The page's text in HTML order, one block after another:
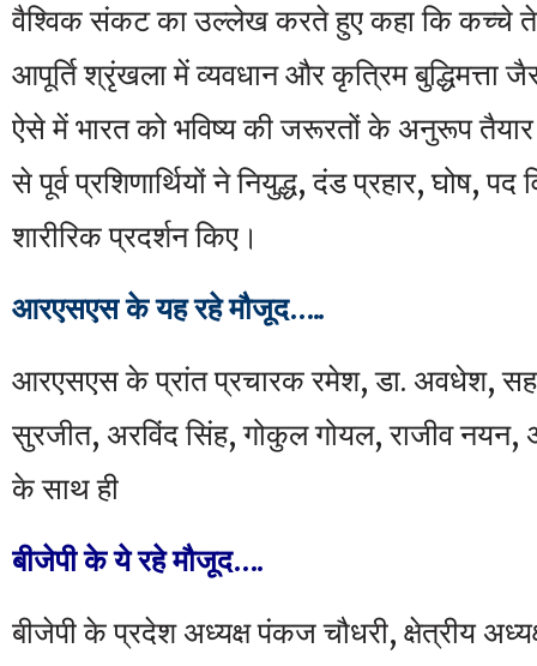
वैश्विक संकट का उल्लेख करते हुए कहा कि कच्चे
आपूर्ति श्रृंखला में व्यवधान और कृत्रिम बुद्धिमत्ता
ऐसे में भारत को भविष्य की जरूरतों के अनुरूप तैयार
से पूर्व प्रशिणार्थियों ने नियुद्ध, दंड प्रहार, घोष, पद
शारीरिक प्रदर्शन किए।
आरएसएस के यह रहे मौजूद…..
आरएसएस के प्रांत प्रचारक रमेश, डा. अवधेश, सह
सुरजीत, अरविंद सिंह, गोकुल गोयल, राजीव नयन,
के साथ ही
बीजेपी के ये रहे मौजूद….
बीजेपी के प्रदेश अध्यक्ष पंकज चौधरी, क्षेत्रीय